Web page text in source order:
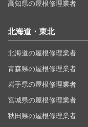
高知県の屋根修理業者
北海道・東北
北海道の屋根修理業者
青森県の屋根修理業者
岩手県の屋根修理業者
宮城県の屋根修理業者
秋田県の屋根修理業者